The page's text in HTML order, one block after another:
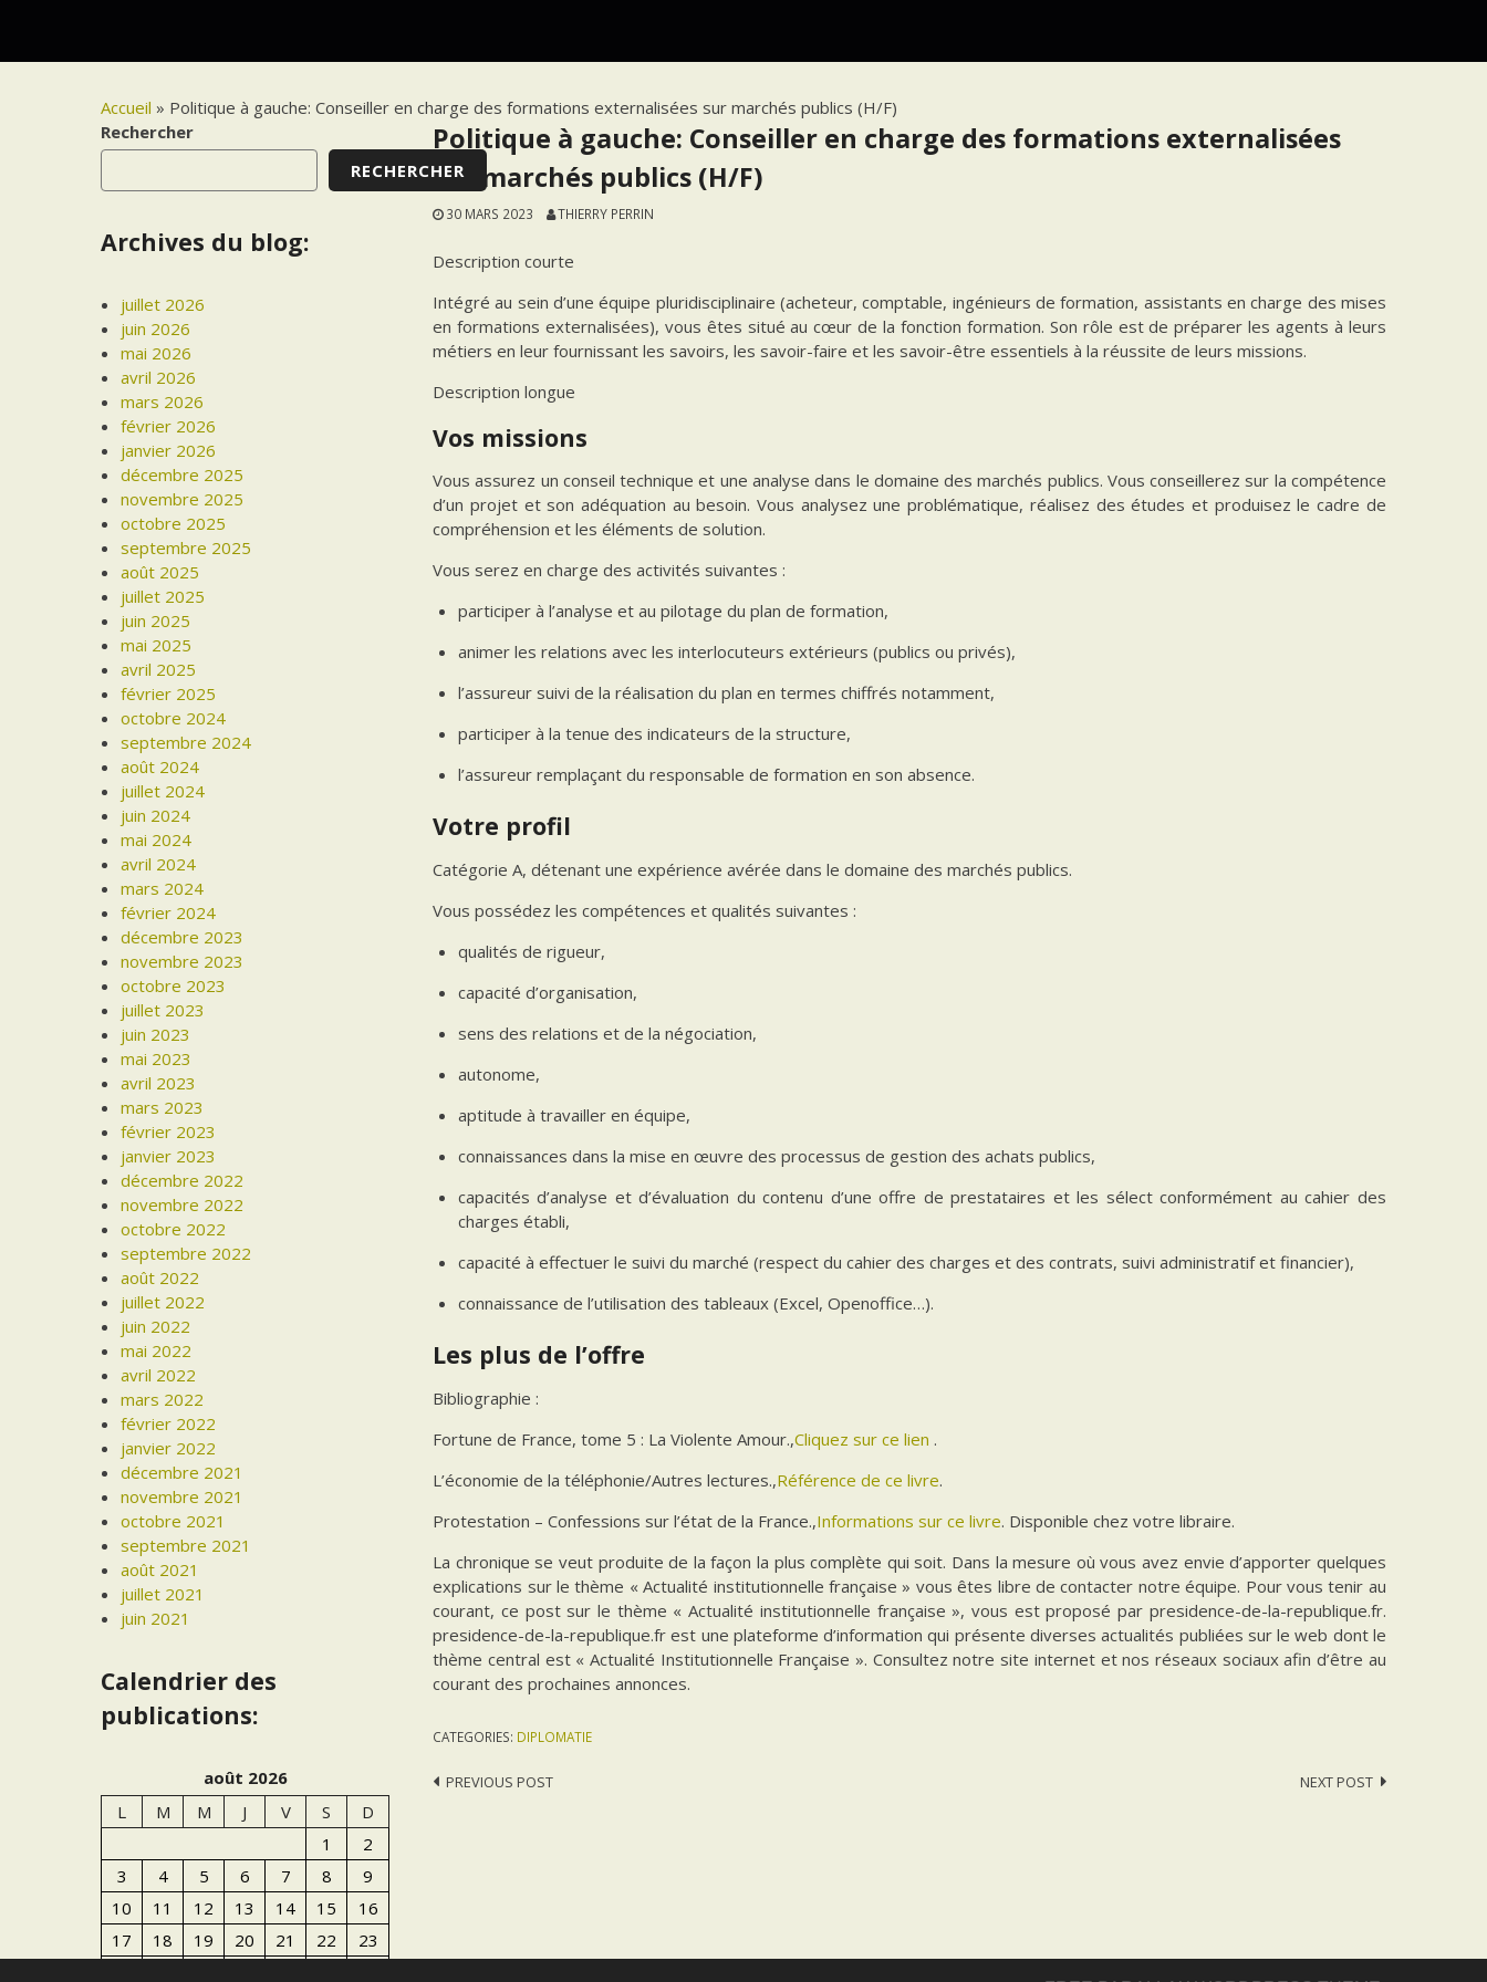
Accueil » Politique à gauche: Conseiller en charge des formations externalisées sur marchés publics (H/F)
Politique à gauche: Conseiller en charge des formations externalisées
sur marchés publics (H/F)
30 MARS 2023 THIERRY PERRIN
Description courte
Intégré au sein d’une équipe pluridisciplinaire (acheteur, comptable, ingénieurs de formation, assistants en charge des mises
en formations externalisées), vous êtes situé au cœur de la fonction formation. Son rôle est de préparer les agents à leurs
métiers en leur fournissant les savoirs, les savoir-faire et les savoir-être essentiels à la réussite de leurs missions.
Description longue
Vos missions
Vous assurez un conseil technique et une analyse dans le domaine des marchés publics. Vous conseillerez sur la compétence
d’un projet et son adéquation au besoin. Vous analysez une problématique, réalisez des études et produisez le cadre de
compréhension et les éléments de solution.
Vous serez en charge des activités suivantes :
participer à l’analyse et au pilotage du plan de formation,
animer les relations avec les interlocuteurs extérieurs (publics ou privés),
l’assureur suivi de la réalisation du plan en termes chiffrés notamment,
participer à la tenue des indicateurs de la structure,
l’assureur remplaçant du responsable de formation en son absence.
Votre profil
Catégorie A, détenant une expérience avérée dans le domaine des marchés publics.
Vous possédez les compétences et qualités suivantes :
qualités de rigueur,
capacité d’organisation,
sens des relations et de la négociation,
autonome,
aptitude à travailler en équipe,
connaissances dans la mise en œuvre des processus de gestion des achats publics,
capacités d’analyse et d’évaluation du contenu d’une offre de prestataires et les sélect conformément au cahier des
charges établi,
capacité à effectuer le suivi du marché (respect du cahier des charges et des contrats, suivi administratif et financier),
connaissance de l’utilisation des tableaux (Excel, Openoffice…).
Les plus de l’offre
Bibliographie :
Fortune de France, tome 5 : La Violente Amour.,Cliquez sur ce lien .
L’économie de la téléphonie/Autres lectures.,Référence de ce livre.
Protestation – Confessions sur l’état de la France.,Informations sur ce livre. Disponible chez votre libraire.
La chronique se veut produite de la façon la plus complète qui soit. Dans la mesure où vous avez envie d’apporter quelques
explications sur le thème « Actualité institutionnelle française » vous êtes libre de contacter notre équipe. Pour vous tenir au
courant, ce post sur le thème « Actualité institutionnelle française », vous est proposé par presidence-de-la-republique.fr.
presidence-de-la-republique.fr est une plateforme d’information qui présente diverses actualités publiées sur le web dont le
thème central est « Actualité Institutionnelle Française ». Consultez notre site internet et nos réseaux sociaux afin d’être au
courant des prochaines annonces.
CATEGORIES: DIPLOMATIE
Post
PREVIOUS POST NEXT POST
Rechercher
RECHERCHER
Archives du blog:
juillet 2026
juin 2026
mai 2026
avril 2026
mars 2026
février 2026
janvier 2026
décembre 2025
novembre 2025
octobre 2025
septembre 2025
août 2025
juillet 2025
juin 2025
mai 2025
avril 2025
février 2025
octobre 2024
septembre 2024
août 2024
juillet 2024
juin 2024
mai 2024
avril 2024
mars 2024
février 2024
décembre 2023
novembre 2023
octobre 2023
juillet 2023
juin 2023
mai 2023
avril 2023
mars 2023
février 2023
janvier 2023
décembre 2022
novembre 2022
octobre 2022
septembre 2022
août 2022
juillet 2022
juin 2022
mai 2022
avril 2022
mars 2022
février 2022
janvier 2022
décembre 2021
novembre 2021
octobre 2021
septembre 2021
août 2021
juillet 2021
juin 2021
Calendrier des
publications:
août 2026
L
M M J V S
D
1
2
3
4 5 6 7 8
9
10
11 12 13 14 15
16
17
18 19 20 21 22
23